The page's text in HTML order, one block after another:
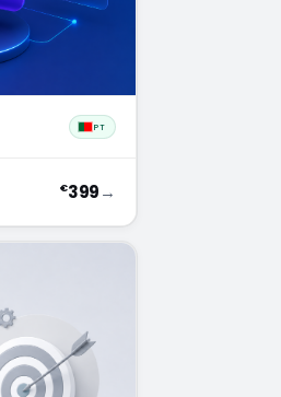
PT
€399→